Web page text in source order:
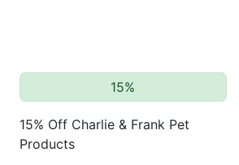
15%
15% Off Charlie & Frank Pet
Products